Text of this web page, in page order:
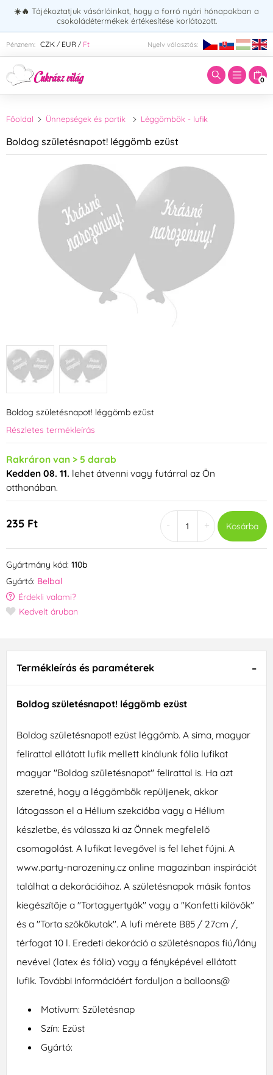
☀️🔥 Tájékoztatjuk vásárlóinkat, hogy a forró nyári hónapokban a
csokoládétermékek értékesítése korlátozott.
Pénznem: CZK / EUR / Ft Nyelv választás:
0
Adja meg a keresett kifejezést:
Főoldal Ünnepségek és partik Léggömbök - lufik
Boldog születésnapot! léggömb ezüst
Boldog születésnapot! léggömb ezüst
Részletes termékleírás
Rakráron van > 5 darab
Kedden 08. 11. lehet átvenni vagy futárral az Ön
otthonában.
235 Ft + Kosárba
Gyártmány kód: 110b
Gyártó: Belbal
Érdekli valami?
Kedvelt áruban
Termékleírás és paraméterek
Boldog születésnapot! léggömb ezüst
Boldog születésnapot! ezüst léggömb. A sima, magyar
felirattal ellátott lufik mellett kínálunk fólia lufikat
magyar "Boldog születésnapot" felirattal is. Ha azt
szeretné, hogy a léggömbök repüljenek, akkor
látogasson el a Hélium szekcióba vagy a Hélium
készletbe, és válassza ki az Önnek megfelelő
csomagolást. A lufikat levegővel is fel lehet fújni. A
www.party-narozeniny.cz online magazinban inspirációt
találhat a dekorációihoz. A születésnapok másik fontos
kiegészítője a "Tortagyertyák" vagy a "Konfetti kilövők"
és a "Torta szökőkutak". A lufi mérete B85 / 27cm /,
térfogat 10 l. Eredeti dekoráció a születésnapos fiú/lány
nevével (latex és fólia) vagy a fényképével ellátott
lufik. További információért forduljon a balloons@
Motívum: Születésnap
Szín: Ezüst
Gyártó: